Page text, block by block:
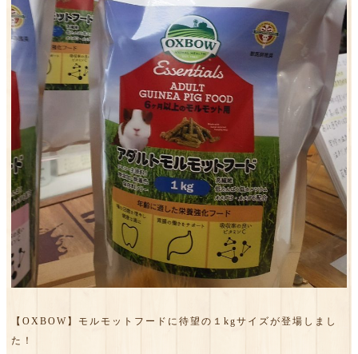
【OXBOW】モルモットフードに待望の１kgサイズが登場しまし
た！